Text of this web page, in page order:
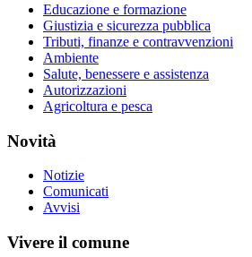
Educazione e formazione
Giustizia e sicurezza pubblica
Tributi, finanze e contravvenzioni
Ambiente
Salute, benessere e assistenza
Autorizzazioni
Agricoltura e pesca
Novità
Notizie
Comunicati
Avvisi
Vivere il comune